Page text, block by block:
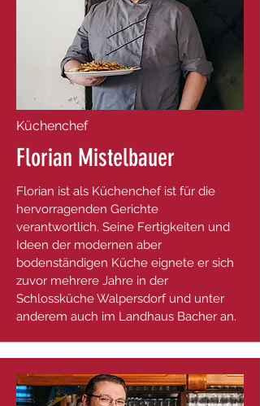
Küchenchef
Florian Mistelbauer
Florian ist als Küchenchef ist für die
hervorragenden Gerichte
verantwortlich. Seine Fertigkeiten und
Ideen der modernen aber
bodenständigen Küche eignete er sich
zuvor mehrere Jahre in der
Schlossküche Walpersdorf und unter
anderem auch im Landhaus Bacher an.